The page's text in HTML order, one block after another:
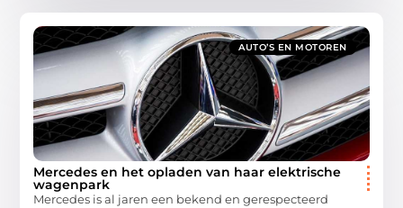
AUTO’S EN MOTOREN
Mercedes en het opladen van haar elektrische
wagenpark
Mercedes is al jaren een bekend en gerespecteerd